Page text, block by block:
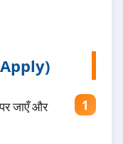
जाएँ और